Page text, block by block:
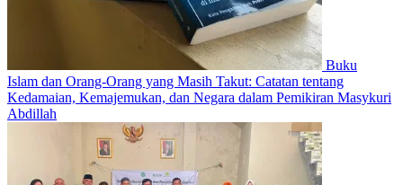
Buku
Islam dan Orang-Orang yang Masih Takut: Catatan tentang
Kedamaian, Kemajemukan, dan Negara dalam Pemikiran Masykuri
Abdillah